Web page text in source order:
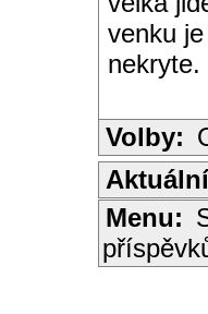
venku
Volby:
Menu: